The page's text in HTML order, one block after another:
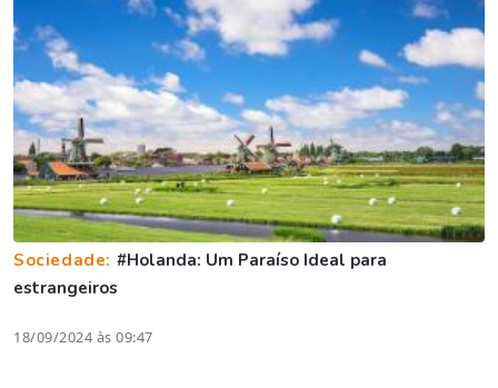
Sociedade: #Holanda: Um Paraíso Ideal para
estrangeiros
18/09/2024 às 09:47